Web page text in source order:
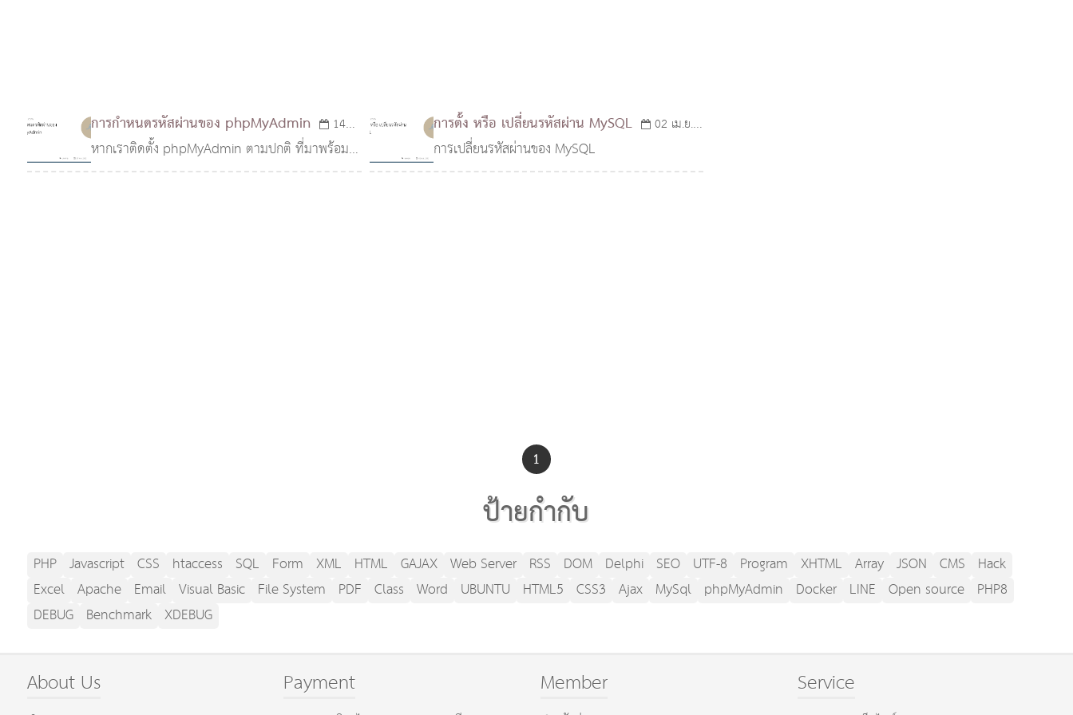
การกำหนดรหัสผ่านของ phpMyAdmin
14
พ.ค. 2552
หากเราติดตั้ง phpMyAdmin ตามปกติ ที่มาพร้อม
กับ Appserver หรือ XAMPP เราอาจกรอกรหัสผ่าน
การตั้ง หรือ เปลี่ยนรหัสผ่าน MySQL
02 เม.ย.
2551
การเปลี่ยนรหัสผ่านของ MySQL
1
ป้ายกำกับ
PHP Javascript CSS htaccess SQL Form XML HTML GAJAX Web Server RSS DOM Delphi SEO UTF-8 Program XHTML Array JSON CMS Hack
Excel Apache Email Visual Basic File System PDF Class Word UBUNTU HTML5 CSS3 Ajax MySql phpMyAdmin Docker LINE Open source PHP8
DEBUG Benchmark XDEBUG
About Us Payment Member Service